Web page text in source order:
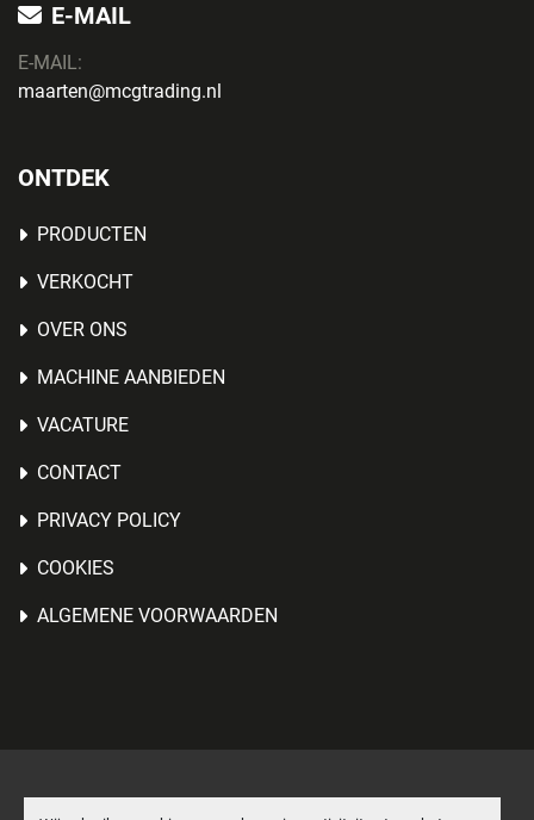
E-MAIL
E-MAIL:
maarten@mcgtrading.nl
ONTDEK
PRODUCTEN
VERKOCHT
OVER ONS
MACHINE AANBIEDEN
VACATURE
CONTACT
PRIVACY POLICY
COOKIES
ALGEMENE VOORWAARDEN